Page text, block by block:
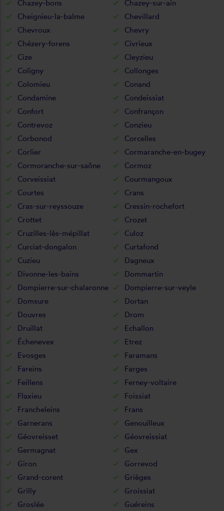
Chazey-bons
Chazey-sur-ain
Cheignieu-la-balme
Chevillard
Chevroux
Chevry
Chézery-forens
Civrieux
Cize
Cleyzieu
Coligny
Collonges
Colomieu
Conand
Condamine
Condeissiat
Confort
Confrançon
Contrevoz
Conzieu
Corbonod
Corcelles
Corlier
Cormaranche-en-bugey
Cormoranche-sur-saône
Cormoz
Corveissiat
Courmangoux
Courtes
Crans
Cras-sur-reyssouze
Cressin-rochefort
Crottet
Crozet
Cruzilles-lès-mépillat
Culoz
Curciat-dongalon
Curtafond
Cuzieu
Dagneux
Divonne-les-bains
Dommartin
Dompierre-sur-chalaronne
Dompierre-sur-veyle
Domsure
Dortan
Douvres
Drom
Druillat
Echallon
Échenevex
Etrez
Evosges
Faramans
Fareins
Farges
Feillens
Ferney-voltaire
Flaxieu
Foissiat
Francheleins
Frans
Garnerans
Genouilleux
Géovreisset
Géovreissiat
Germagnat
Gex
Giron
Gorrevod
Grand-corent
Grièges
Grilly
Groissiat
Groslée
Guéreins